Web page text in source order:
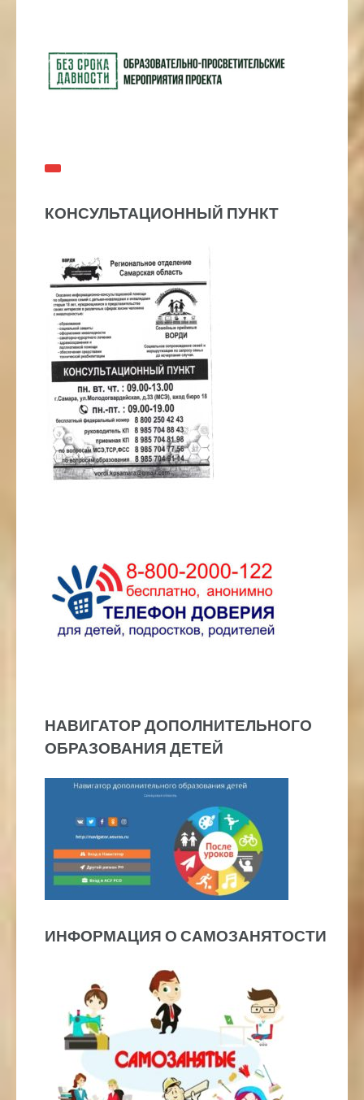
КОНСУЛЬТАЦИОННЫЙ ПУНКТ
НАВИГАТОР ДОПОЛНИТЕЛЬНОГО
ОБРАЗОВАНИЯ ДЕТЕЙ
ИНФОРМАЦИЯ О САМОЗАНЯТОСТИ